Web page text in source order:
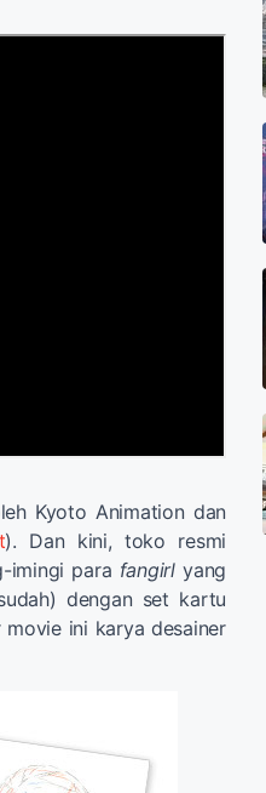
Kyoto Animation dan
). Dan kini, toko resmi
imingi para fangirlyang
dengan set kartu
ini karya desainer